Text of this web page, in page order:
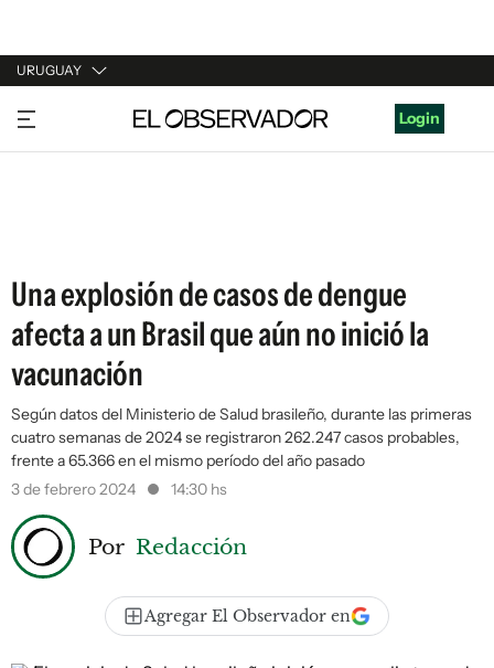
URUGUAY
URUGUAY
ARGENTINA
Login
Una explosión de casos de dengue
afecta a un Brasil que aún no inició la
vacunación
Según datos del Ministerio de Salud brasileño, durante las primeras
cuatro semanas de 2024 se registraron 262.247 casos probables,
frente a 65.366 en el mismo período del año pasado
3 de febrero 2024
14:30 hs
Por Redacción
Agregar El Observador en